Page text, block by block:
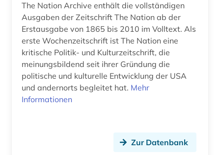
sklavenhandel (1)
sklaverei (3)
sprachgeografie (1)
sprachvariante (1)
theater (1)
The Nation Archive enthält die vollständigen
Ausgaben der Zeitschrift The Nation ab der
Erstausgabe von 1865 bis 2010 im Volltext. Als
erste Wochenzeitschrift ist The Nation eine
kritische Politik- und Kulturzeitschrift, die
meinungsbildend seit ihrer Gründung die
politische und kulturelle Entwicklung der USA
und andernorts begleitet hat. Mehr
Informationen
Zur Datenbank